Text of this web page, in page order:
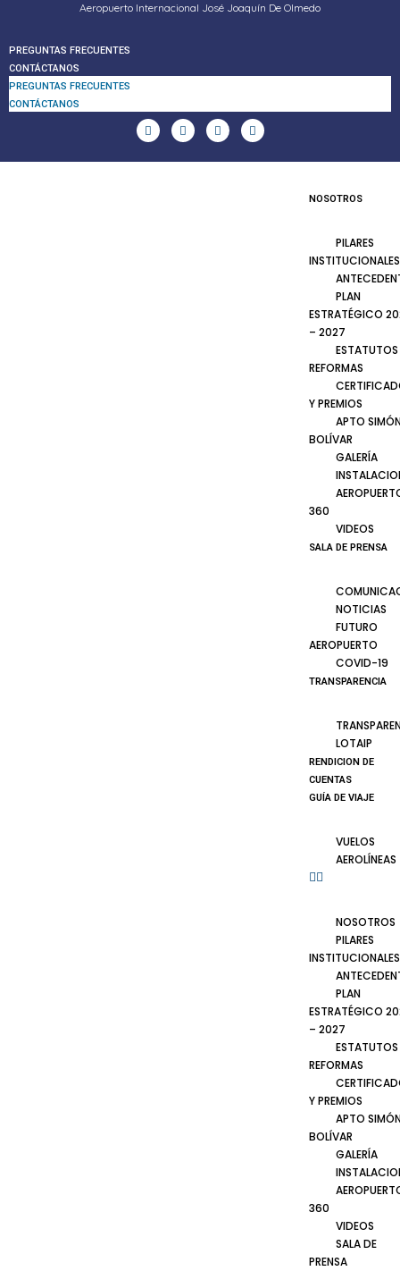
Aeropuerto Internacional José Joaquín De Olmedo
PREGUNTAS FRECUENTES
CONTÁCTANOS
PREGUNTAS FRECUENTES
CONTÁCTANOS
NOSOTROS
PILARES
INSTITUCIONALES
PLAN
ESTRATÉGICO
– 2027
ESTATUTOS
REFORMAS
Y PREMIOS
APTO
BOLÍVAR
GALERÍA
360
VIDEOS
SALA DE PRENSA
NOTICIAS
FUTURO
AEROPUERTO
COVID-19
TRANSPARENCIA
LOTAIP
RENDICION DE
CUENTAS
GUÍA DE VIAJE
VUELOS
AEROLÍNEAS
NOSOTROS
PILARES
INSTITUCIONALES
PLAN
ESTRATÉGICO
– 2027
ESTATUTOS
REFORMAS
Y PREMIOS
APTO
BOLÍVAR
GALERÍA
360
VIDEOS
SALA DE
PRENSA